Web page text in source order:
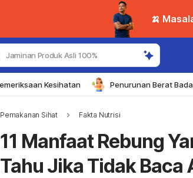
🍌
Jaminan Produk Asli 100%
Kesihatan Penurunan Berat
Pemakanan Sihat Fakta Nutrisi
11 Manfaat Rebung
Tahu Jika Tidak Baca